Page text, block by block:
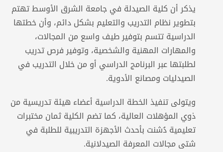
يذكر أن كلية الصيدلة في جامعة الشرق الأوسط تهتم
بتطوير نظام التدريب والتعليم بشكل دائم، وأن خطتها
الدراسية تتسم بتوفير طيف واسع من المجالات،
والمهارات المهنية والشخصية، وتوفير فرص تدريب
لطلبتها عبر البرنامج الدراسي أو من خلال التدريب في
الصيدليات ومصانع الأدوية.
ويتولى تنفيذ الخطة الدراسية أعضاء هيئة تدريسية من
ذوي المؤهلات العالية، كما تضم الكلية ثمان مختبرات
تعليمية دُشنت بأحدث الأجهزة التدريبية للطلبة في
شتى مجالات المعرفة الصيدلانية.